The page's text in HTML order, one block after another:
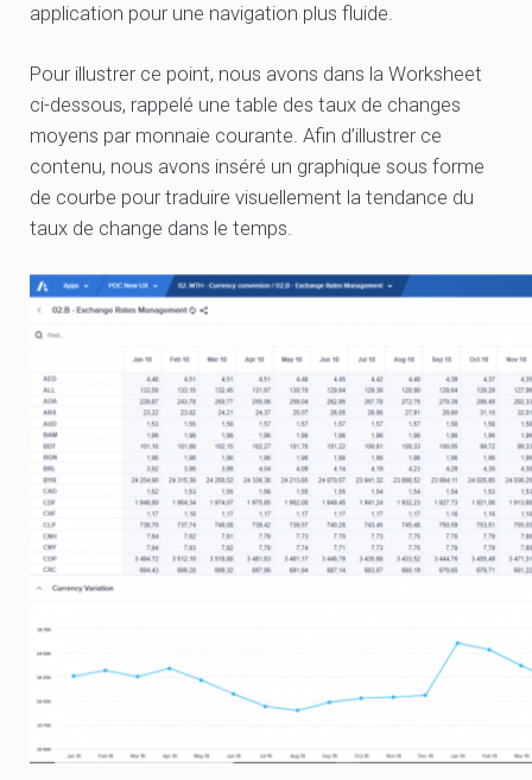
application pour une navigation plus fluide.
Pour illustrer ce point, nous avons dans la Worksheet
ci-dessous, rappelé une table des taux de changes
moyens par monnaie courante. Afin d’illustrer ce
contenu, nous avons inséré un graphique sous forme
de courbe pour traduire visuellement la tendance du
taux de change dans le temps.